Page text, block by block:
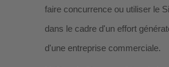
faire concurrence ou utiliser le
dans le cadre d'un effort
d'une entreprise commerciale.